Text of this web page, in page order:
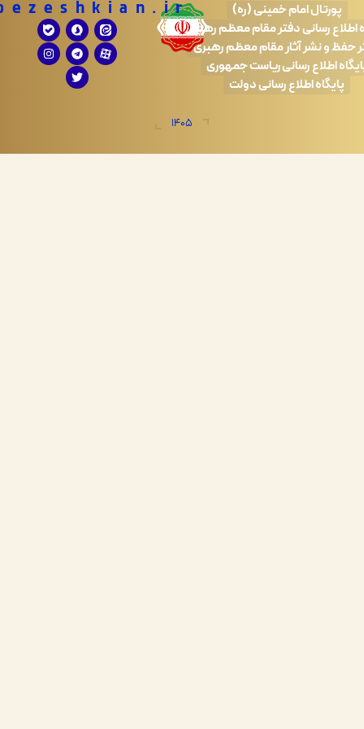
امام خمینی (ره)
رسانی دفتر مقام معظم رهبری
آثار مقام معظم رهبری
رسانی ریاست جمهوری
اطلاع رسانی دولت
Drpezeshkian.ir